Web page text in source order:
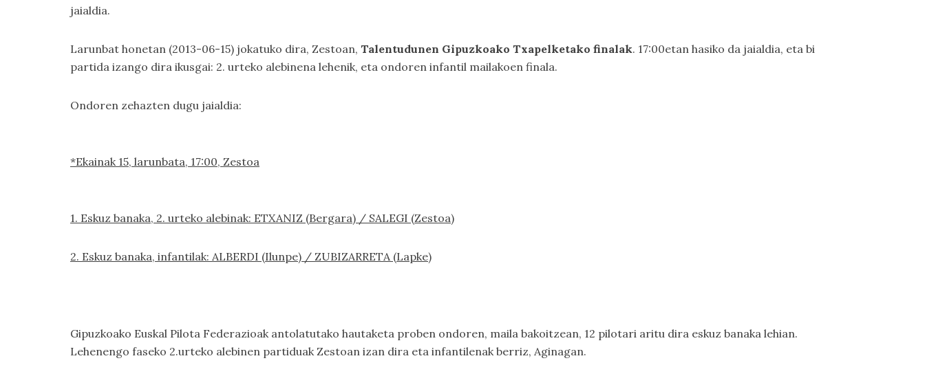
jaialdia.
Larunbat honetan (2013-06-15) jokatuko dira, Zestoan, Talentudunen Gipuzkoako Txapelketako finalak. 17:00etan hasiko da jaialdia, eta bi
partida izango dira ikusgai: 2. urteko alebinena lehenik, eta ondoren infantil mailakoen finala.
Ondoren zehazten dugu jaialdia:
*Ekainak 15, larunbata, 17:00, Zestoa
1. Eskuz banaka, 2. urteko alebinak: ETXANIZ (Bergara) / SALEGI (Zestoa)
2. Eskuz banaka, infantilak: ALBERDI (Ilunpe) / ZUBIZARRETA (Lapke)
Gipuzkoako Euskal Pilota Federazioak antolatutako hautaketa proben ondoren, maila bakoitzean, 12 pilotari aritu dira eskuz banaka lehian.
Lehenengo faseko 2.urteko alebinen partiduak Zestoan izan dira eta infantilenak berriz, Aginagan.